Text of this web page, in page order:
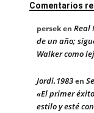
Comentarios
perseken Real
de un año;
Walker como
Jordi.1983en
«El primer
estilo y esté